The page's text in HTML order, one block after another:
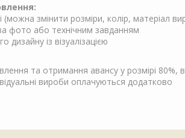
(можна змінити розміри, колір, матеріал
фото або технічним завданням
із візуалізацією
та отримання авансу у розмірі 80%,
вироби оплачуються додатково